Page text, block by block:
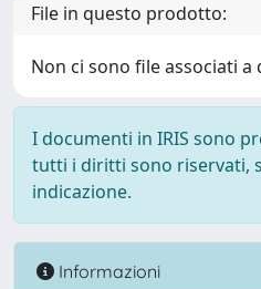
File in questo prodotto:
Non ci sono file associati
I documenti in IRIS sono
tutti i diritti sono riservati,
indicazione.
Informazioni